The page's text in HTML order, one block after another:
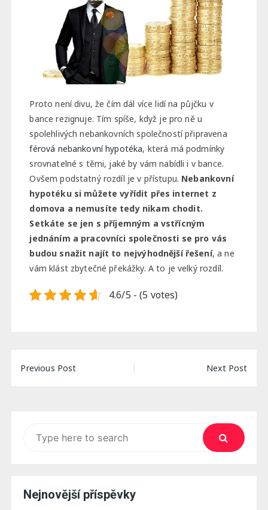
Proto není divu, že čím dál více lidí na půjčku v
bance rezignuje. Tím spíše, když je pro ně u
spolehlivých nebankovních společností připravena
férová nebankovní hypotéka, která má podmínky
srovnatelné s těmi, jaké by vám nabídli i v bance.
Ovšem podstatný rozdíl je v přístupu. Nebankovní
hypotéku si můžete vyřídit přes internet z
domova a nemusíte tedy nikam chodit.
Setkáte se jen s příjemným a vstřícným
jednáním a pracovníci společnosti se pro vás
budou snažit najít to nejvýhodnější řešení, a ne
vám klást zbytečné překážky. A to je velký rozdíl.
4.6/5 - (5 votes)
Navigace
Previous Post Next Post
Nejnovější příspěvky